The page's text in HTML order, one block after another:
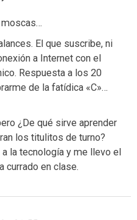
moscas…
El que suscribe, ni
a Internet con el
Respuesta a los 20
de la fatídica «C»…
¿De qué sirve aprender
los titulitos de turno?
la tecnología y me llevo el
currado en clase.